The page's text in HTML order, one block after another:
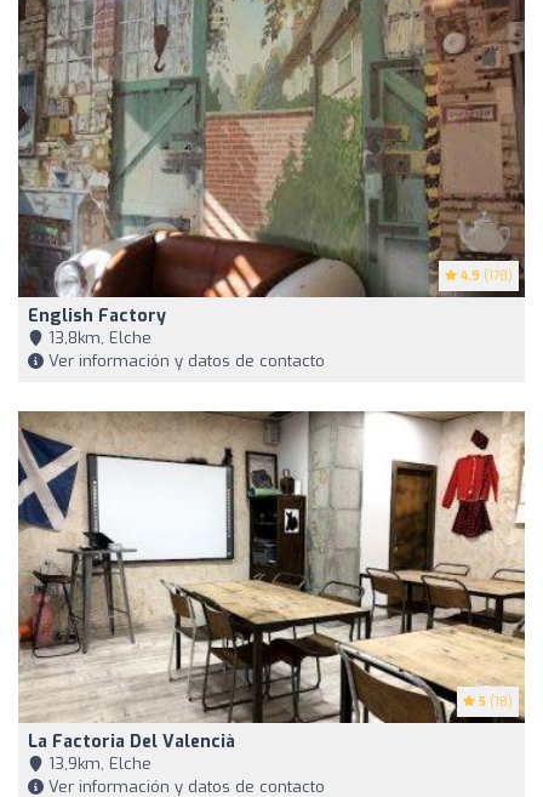
4.9 (178)
English Factory
13,8km, Elche
Ver información y datos de contacto
5 (18)
La Factoria Del Valencià
13,9km, Elche
Ver información y datos de contacto